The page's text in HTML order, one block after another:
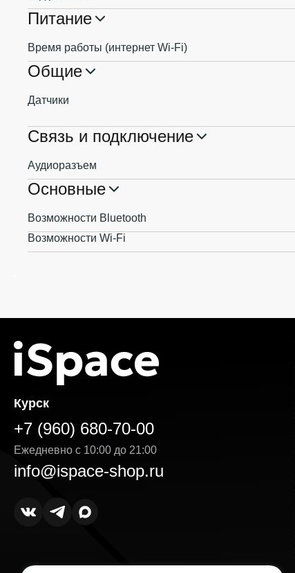
Питание
Время работы (интернет Wi-Fi)
Общие
Датчики
Связь и подключение
Аудиоразъем
Основные
Возможности Bluetooth
Возможности Wi-Fi
Курск
+7 (960) 680-70-00
Ежедневно с 10:00 до 21:00
info@ispace-shop.ru